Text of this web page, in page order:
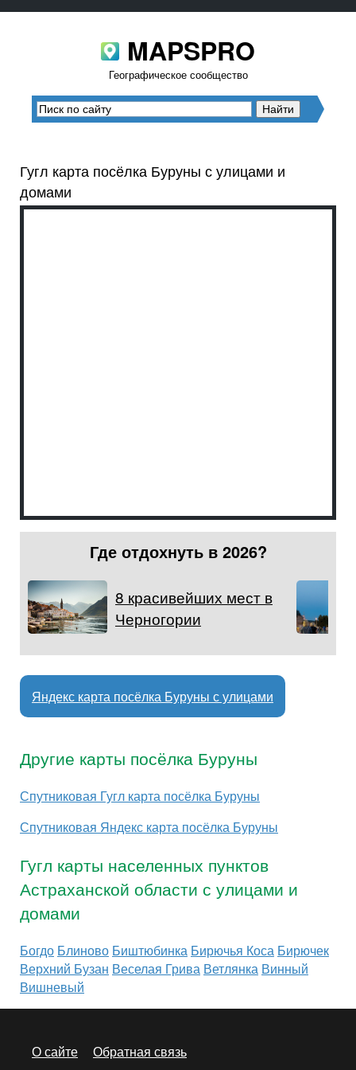
MAPSPRO
Географическое сообщество
Гугл карта посёлка Буруны с улицами и
домами
Где отдохнуть в 2026?
8 красивейших мест в
Черногории
Яндекс карта посёлка Буруны с улицами
Другие карты посёлка Буруны
Спутниковая Гугл карта посёлка Буруны
Спутниковая Яндекс карта посёлка Буруны
Гугл карты населенных пунктов
Астраханской области с улицами и
домами
Богдо Блиново Биштюбинка Бирючья Коса Бирючек
Верхний Бузан Веселая Грива Ветлянка Винный
Вишневый
О сайте Обратная связь